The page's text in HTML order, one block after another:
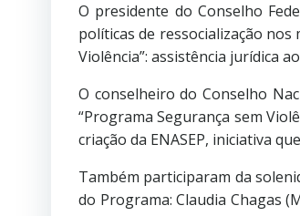
O presidente do Conselho
políticas de ressocialização
Violência”: assistência jurídica
O conselheiro do Conselho
“Programa Segurança sem
criação da ENASEP, iniciativa
Também participaram da
do Programa: Claudia Chagas